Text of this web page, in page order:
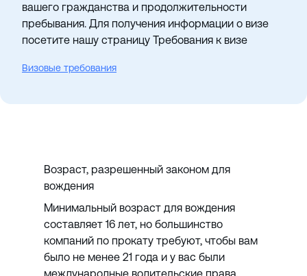
вашего гражданства и продолжительности
пребывания. Для получения информации о визе
посетите нашу страницу Требования к визе
Визовые требования
Возраст, разрешенный законом для
вождения
Минимальный возраст для вождения
составляет 16 лет, но большинство
компаний по прокату требуют, чтобы вам
было не менее 21 года и у вас были
международные водительские права.